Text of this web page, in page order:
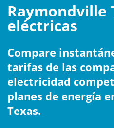
Raymondville
eléctricas
Compare
tarifas de las
electricidad
planes de energía
Texas.